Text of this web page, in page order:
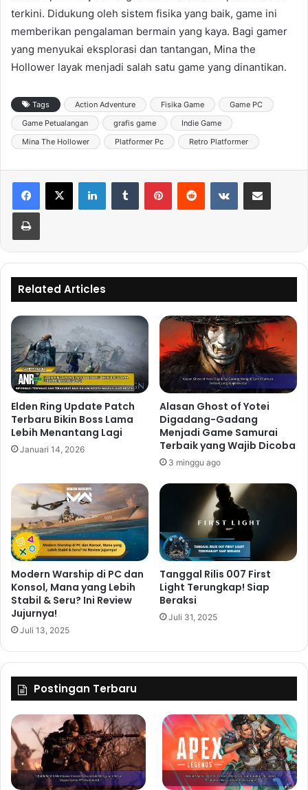
terkini. Didukung oleh sistem fisika yang baik, game ini
memberikan pengalaman bermain yang kaya. Bagi gamer
yang menyukai eksplorasi dan tantangan, Mina the
Hollower layak menjadi salah satu game yang dinantikan.
Tags Action Adventure Fisika Game
Game PC
Game Petualangan
grafis game
Indie Game
Mina The Hollower
Platformer Pc Retro Platformer
Related Articles
Elden Ring Update Patch
Terbaru Bikin Boss Lama
Lebih Menantang Lagi
Januari 14, 2026
Alasan Ghost of Yotei
Digadang-Gadang
Menjadi Game Samurai
Terbaik yang Wajib Dicoba
3 minggu ago
Modern Warship di PC dan
Konsol, Mana yang Lebih
Stabil & Seru? Ini Review
Jujurnya!
Juli 13, 2025
Tanggal Rilis 007 First
Light Terungkap! Siap
Beraksi
Juli 31, 2025
Postingan Terbaru